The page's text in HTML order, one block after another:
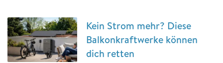
Kein Strom mehr? Diese
Balkonkraftwerke können
dich retten